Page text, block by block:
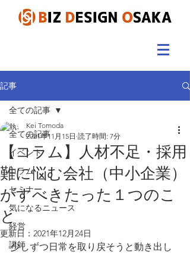
記事
全ての記事
イベント
コラム
セミナー
気になるニュース
経営
講師
全ての記事
【コラム】人材不足・採用
難に悩む会社（中小企業）
がすべきたった１つのこ
と
Kei Tomoda
2021年11月15日 読了時間: 7分
更新日： 2021年12月24日
少しずつ日常を取り戻そうと動き出し